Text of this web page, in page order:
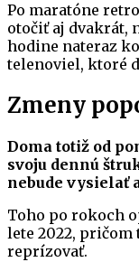
Po maratóne
otočiť aj dvakrát,
hodine nateraz
telenoviel, ktoré
Zmeny
Doma totiž od
svoju dennú
nebude vysielať
Toho po rokoch
lete 2022, pričom
reprízovať.